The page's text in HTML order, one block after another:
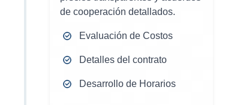
Desarrollo de Horarios
de cooperación detallados.
Evaluación de Costos
Detalles del contrato